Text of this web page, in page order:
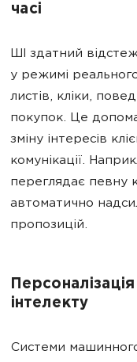
часі
ШІ здатний
у режимі
листів, кліки,
покупок. Це
зміну інтересів
комунікації.
переглядає певну
автоматично
пропозицій.
інтелекту
Системи